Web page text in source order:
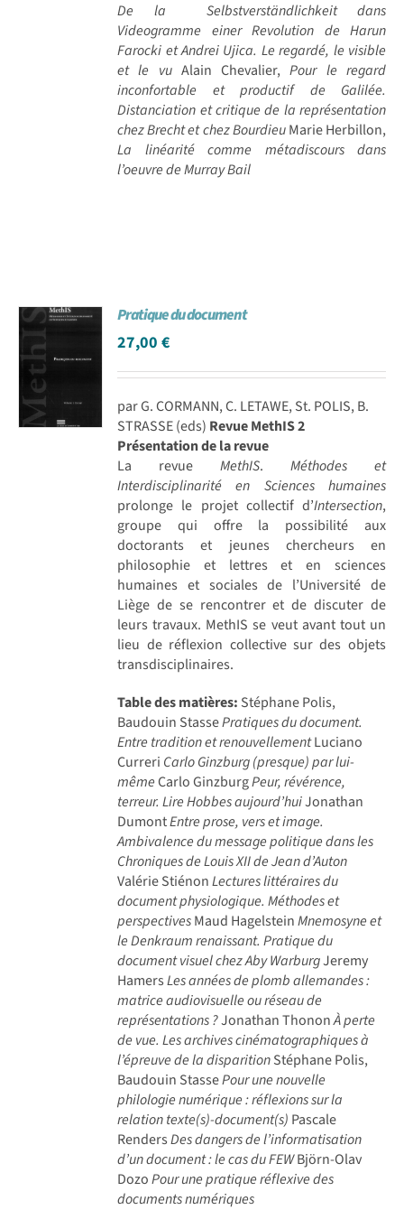
De la Selbstverständlichkeit dans
Videogramme einer Revolution de Harun
Farocki et Andrei Ujica. Le regardé, le visible
et le vuAlain Chevalier,Pour le regard
inconfortable et productif de Galilée.
Distanciation et critique de la représentation
chez Brecht et chez BourdieuMarie Herbillon,
La linéarité comme métadiscours dans
l’oeuvre de Murray Bail
Pratique du document
27,00€
par G. CORMANN, C. LETAWE, St. POLIS, B.
STRASSE (eds) Revue MethIS 2
Présentation de la revue
La revueMethIS. Méthodes et
Interdisciplinarité en Sciences humaines
prolonge le projet collectif d’Intersection,
groupe qui offre la possibilité aux
doctorants et jeunes chercheurs en
philosophie et lettres et en sciences
humaines et sociales de l’Université de
Liège de se rencontrer et de discuter de
leurs travaux. MethIS se veut avant tout un
lieu de réflexion collective sur des objets
transdisciplinaires.
Table des matières: Stéphane Polis,
Baudouin StassePratiques du document.
Entre tradition et renouvellementLuciano
Curreri Carlo Ginzburg (presque) par lui-
mêmeCarlo GinzburgPeur, révérence,
terreur. Lire Hobbes aujourd’huiJonathan
DumontEntre prose, vers et image.
Ambivalence du message politique dans les
Chroniques de Louis XII de Jean d’Auton
Valérie StiénonLectures littéraires du
document physiologique. Méthodes et
perspectivesMaud HagelsteinMnemosyne et
le Denkraum renaissant. Pratique du
document visuel chez Aby WarburgJeremy
HamersLes années de plomb allemandes :
matrice audiovisuelle ou réseau de
représentations ?Jonathan ThononÀ perte
de vue. Les archives cinématographiques à
l’épreuve de la disparitionStéphane Polis,
Baudouin StassePour une nouvelle
philologie numérique : réflexions sur la
relation texte(s)-document(s) Pascale
RendersDes dangers de l’informatisation
d’un document : le cas du FEWBjörn-Olav
DozoPour une pratique réflexive des
documents numériques